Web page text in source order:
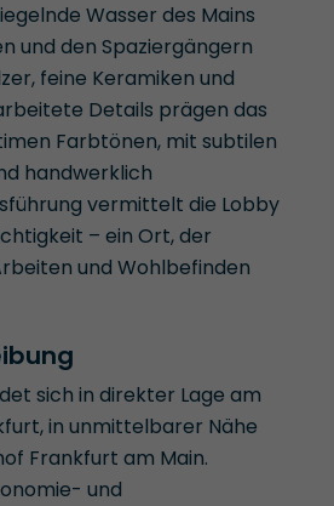
Wasser des Mains
und den Spaziergängern
feine Keramiken und
Details prägen das
Farbtönen, mit subtilen
handwerklich
vermittelt die Lobby
– ein Ort, der
und Wohlbefinden
sich in direkter Lage am
in unmittelbarer Nähe
Frankfurt am Main.
und